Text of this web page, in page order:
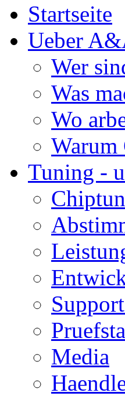
Startseite
Ueber
Wer
Was
Wo
Warum
Tuning -
Media